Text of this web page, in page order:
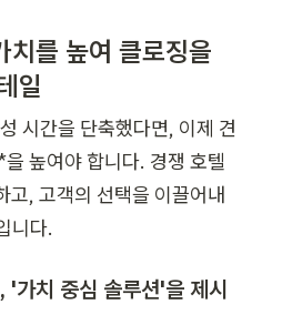
를 높여 클로징을
일
시간을 단축했다면, 이제 견
높여야 합니다. 경쟁 호텔
, 고객의 선택을 이끌어내
니다.
'가치 중심 솔루션'을 제시